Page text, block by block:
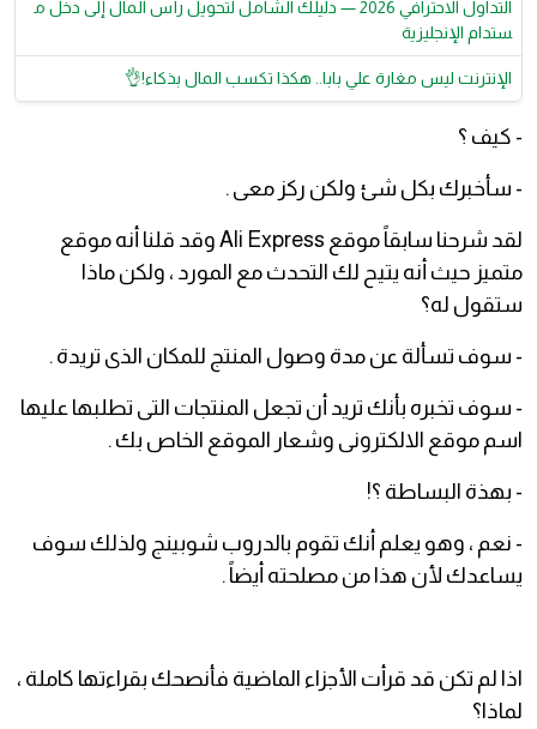
التداول الاحترافي 2026 — دليلك الشامل لتحويل رأس المال إلى دخل م
ستدام الإنجليزية
الإنترنت ليس مغارة علي بابا.. هكذا تكسب المال بذكاء!👌
- كيف ؟
- سأخبرك بكل شئ ولكن ركز معى .
لقد شرحنا سابقاً موقع Ali Express وقد قلنا أنه موقع
متميز حيث أنه يتيح لك التحدث مع المورد ، ولكن ماذا
ستقول له؟
- سوف تسألة عن مدة وصول المنتج للمكان الذى تريدة .
- سوف تخبره بأنك تريد أن تجعل المنتجات التى تطلبها عليها
اسم موقع الالكترونى وشعار الموقع الخاص بك .
- بهذة البساطة ؟!
- نعم ، وهو يعلم أنك تقوم بالدروب شوبينج ولذلك سوف
يساعدك لأن هذا من مصلحته أيضاً .
اذا لم تكن قد قرأت الأجزاء الماضية فأنصحك بقراءتها كاملة ،
لماذا؟